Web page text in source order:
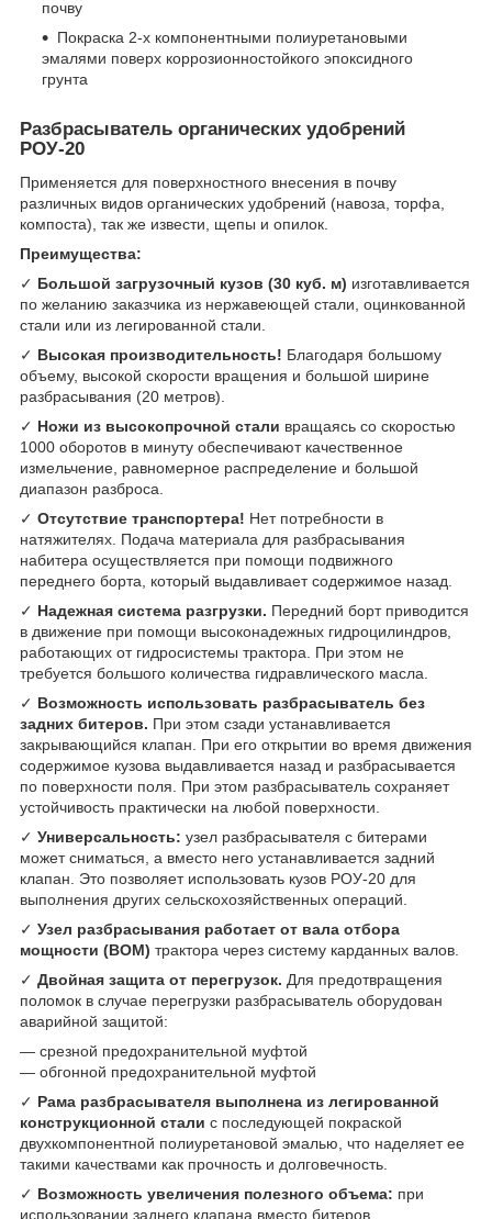
почву
Покраска 2-х компонентными полиуретановыми
эмалями поверх коррозионностойкого эпоксидного
грунта
Разбрасыватель органических удобрений
РОУ-20
Применяется для поверхностного внесения в почву
различных видов органических удобрений (навоза, торфа,
компоста), так же извести, щепы и опилок.
Преимущества:
✓ Большой загрузочный кузов (30 куб. м) изготавливается
по желанию заказчика из нержавеющей стали, оцинкованной
стали или из легированной стали.
✓ Высокая производительность! Благодаря большому
объему, высокой скорости вращения и большой ширине
разбрасывания (20 метров).
✓ Ножи из высокопрочной стали вращаясь со скоростью
1000 оборотов в минуту обеспечивают качественное
измельчение, равномерное распределение и большой
диапазон разброса.
✓ Отсутствие транспортера! Нет потребности в
натяжителях. Подача материала для разбрасывания
набитера осуществляется при помощи подвижного
переднего борта, который выдавливает содержимое назад.
✓ Надежная система разгрузки. Передний борт приводится
в движение при помощи высоконадежных гидроцилиндров,
работающих от гидросистемы трактора. При этом не
требуется большого количества гидравлического масла.
✓ Возможность использовать разбрасыватель без
задних битеров. При этом сзади устанавливается
закрывающийся клапан. При его открытии во время движения
содержимое кузова выдавливается назад и разбрасывается
по поверхности поля. При этом разбрасыватель сохраняет
устойчивость практически на любой поверхности.
✓ Универсальность: узел разбрасывателя с битерами
может сниматься, а вместо него устанавливается задний
клапан. Это позволяет использовать кузов РОУ-20 для
выполнения других сельскохозяйственных операций.
✓ Узел разбрасывания работает от вала отбора
мощности (ВОМ) трактора через систему карданных валов.
✓ Двойная защита от перегрузок. Для предотвращения
поломок в случае перегрузки разбрасыватель оборудован
аварийной защитой:
— срезной предохранительной муфтой
— обгонной предохранительной муфтой
✓ Рама разбрасывателя выполнена из легированной
конструкционной стали с последующей покраской
двухкомпонентной полиуретановой эмалью, что наделяет ее
такими качествами как прочность и долговечность.
✓ Возможность увеличения полезного объема: при
использовании заднего клапана вместо битеров